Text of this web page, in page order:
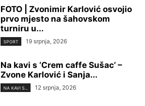
FOTO | Zvonimir Karlović osvojio
prvo mjesto na šahovskom
turniru u...
SPORT 19 srpnja, 2026
Na kavi s ‘Crem caffe Sušac’ –
Zvone Karlović i Sanja...
NA KAVI S... 12 srpnja, 2026